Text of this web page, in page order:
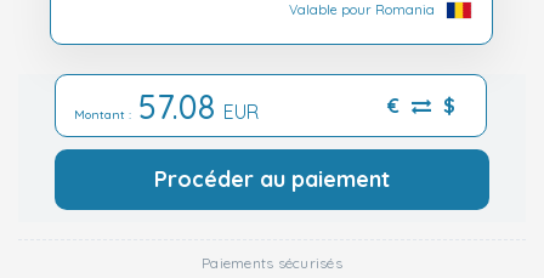
Valable pour Romania
Montant : 57.08 EUR € $
Procéder au paiement
Paiements sécurisés